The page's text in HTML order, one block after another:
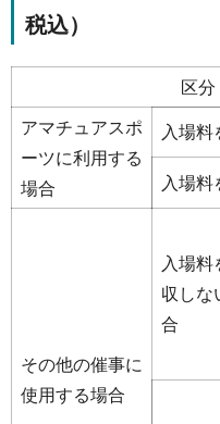
税込）
区分
アマチュアスポ
ーツに利用する
場合
入場
入場料
その他の催事に
使用する場合
入場料
収しな
合